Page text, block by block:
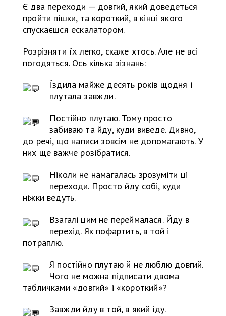
Є два переходи — довгий, який доведеться
пройти пішки, та короткий, в кінці якого
спускаєшся ескалатором.
Розрізняти їх легко, скаже хтось. Але не всі
погодяться. Ось кілька зізнань:
Їздила майже десять років щодня і
плутала завжди.
Постійно плутаю. Тому просто
забиваю та йду, куди виведе. Дивно,
до речі, що написи зовсім не допомагають. У
них ще важче розібратися.
Ніколи не намагалась зрозуміти ці
переходи. Просто йду собі, куди
ніжки ведуть.
Взагалі цим не переймалася. Йду в
перехід. Як пофартить, в той і
потраплю.
Я постійно плутаю й не люблю довгий.
Чого не можна підписати двома
табличками «довгий» і «короткий»?
Завжди йду в той, в який іду.